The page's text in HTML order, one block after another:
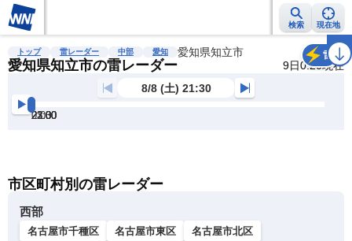
検索 現在地
雨雲レーダー 台風情報 地震情報 警報・注意報 2週間天気 ラ
トップ 雷レーダー 中部 愛知 愛知県知立市
愛知県知立市の雷レーダー 9日0:20現在
雷
8/8 (土) 21:30
21:30
22:00
22:30
23:00
23:30
0:00
市区町村別の雷レーダー
西部
名古屋市千種区 名古屋市東区
名古屋市北区